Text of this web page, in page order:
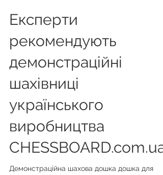
Експерти
рекомендують
демонстраційні
шахівниці
українського
виробництва
CHESSBOARD.com.ua
Демонстраційна шахова дошка дошка для